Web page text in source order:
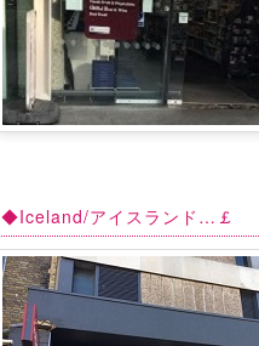
◆Iceland/アイスランド…￡